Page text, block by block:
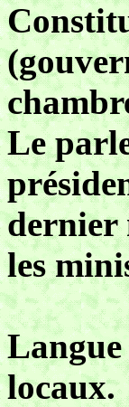
Le
dernier
les
locaux.